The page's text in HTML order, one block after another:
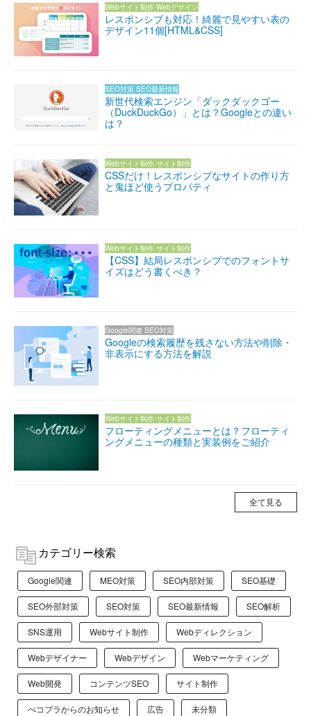
Webサイト制作 Webデザイン
レスポンシブも対応！綺麗で見やすい表の
デザイン11個[HTML&CSS]
SEO対策 SEO最新情報
新世代検索エンジン「ダックダックゴー
（DuckDuckGo）」とは？Googleとの違い
は？
Webサイト制作 サイト制作
CSSだけ！レスポンシブなサイトの作り方
と鬼ほど使うプロパティ
Webサイト制作 サイト制作
【CSS】結局レスポンシブでのフォントサ
イズはどう書くべき？
Google関連 SEO対策
Googleの検索履歴を残さない方法や削除・
非表示にする方法を解説
Webサイト制作 サイト制作
フローティングメニューとは？フローティ
ングメニューの種類と実装例をご紹介
全て見る
カテゴリー検索
Google関連 MEO対策 SEO内部対策 SEO基礎
SEO外部対策 SEO対策 SEO最新情報 SEO解析
SNS運用 Webサイト制作 Webディレクション
Webデザイナー Webデザイン Webマーケティング
Web開発 コンテンツSEO サイト制作
ぺコプラからのお知らせ 広告 未分類